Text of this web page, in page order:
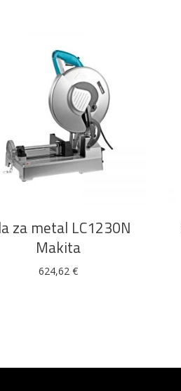
DODAJ U KOŠARICU
za metal LC1230N
Makita
624,62 €